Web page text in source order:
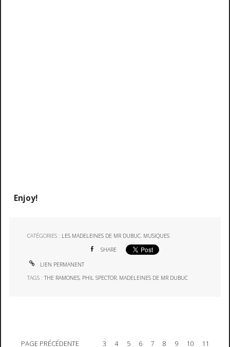
Enjoy!
CATÉGORIES : LES MADELEINES DE MR DUBUC, MUSIQUES
SHARE
LIEN PERMANENT
TAGS :THE RAMONES, PHIL SPECTOR, MADELEINES DE MR DUBUC
PAGE PRÉCÉDENTE 3 4 5 6 7 8 9 10
11